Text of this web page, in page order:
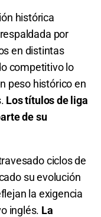
S/ 3,60
S/ 4,90
S/ 0,70
histórica
por
en distintas
competitivo lo
peso histórico en
Los títulos de liga
de su
ciclos de
su evolución
la exigencia
inglés. La